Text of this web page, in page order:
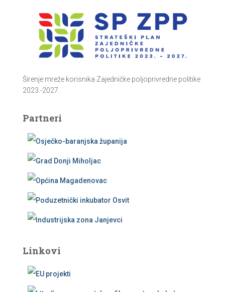
Širenje mreže korisnika Zajedničke poljoprivredne politike
2023.-2027.
Partneri
Linkovi